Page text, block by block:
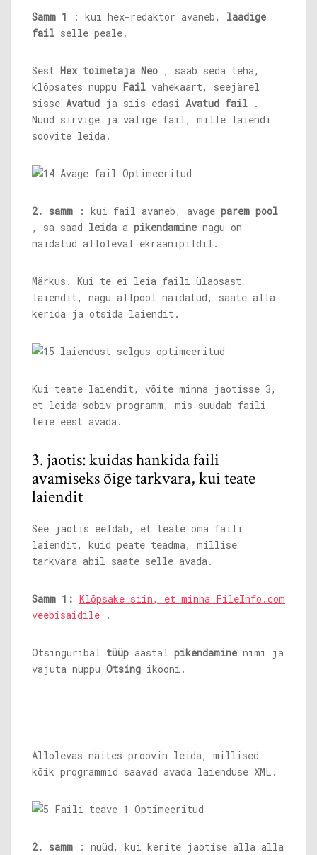
Samm 1 : kui hex-redaktor avaneb, laadige
fail selle peale.
Sest Hex toimetaja Neo , saab seda teha,
klõpsates nuppu Fail vahekaart, seejärel
sisse Avatud ja siis edasi Avatud fail .
Nüüd sirvige ja valige fail, mille laiendi
soovite leida.
2. samm : kui fail avaneb, avage parem pool
, sa saad leida a pikendamine nagu on
näidatud alloleval ekraanipildil.
Märkus. Kui te ei leia faili ülaosast
laiendit, nagu allpool näidatud, saate alla
kerida ja otsida laiendit.
Kui teate laiendit, võite minna jaotisse 3,
et leida sobiv programm, mis suudab faili
teie eest avada.
3. jaotis: kuidas hankida faili
avamiseks õige tarkvara, kui teate
laiendit
See jaotis eeldab, et teate oma faili
laiendit, kuid peate teadma, millise
tarkvara abil saate selle avada.
Samm 1: Klõpsake siin, et minna FileInfo.com
veebisaidile .
Otsinguribal tüüp aastal pikendamine nimi ja
vajuta nuppu Otsing ikooni.
Allolevas näites proovin leida, millised
kõik programmid saavad avada laienduse XML.
2. samm : nüüd, kui kerite jaotise alla alla